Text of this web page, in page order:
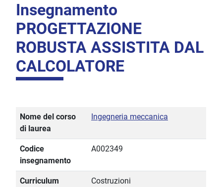
Insegnamento
PROGETTAZIONE
ROBUSTA ASSISTITA DAL
CALCOLATORE
Nome del corso
di laurea
Ingegneria meccanica
Codice
insegnamento
A002349
Curriculum Costruzioni